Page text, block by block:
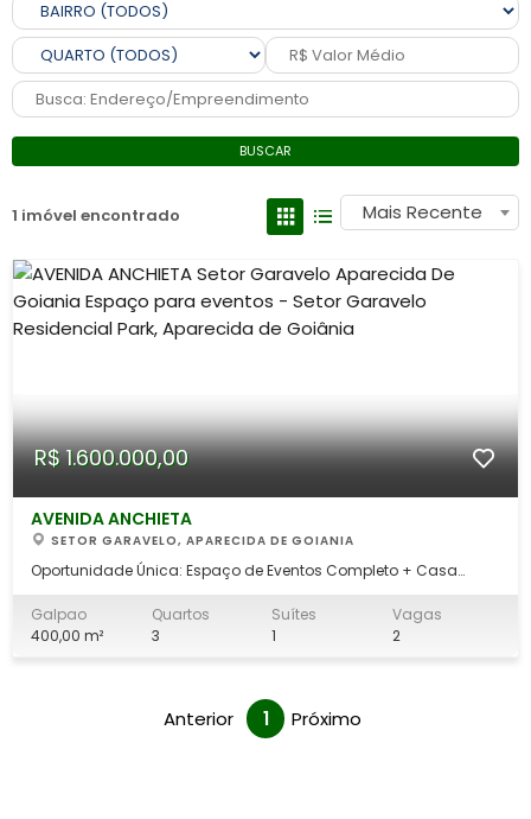
BUSCAR
1 imóvel encontrado Mais Recente
R$ 1.600.000,00
AVENIDA ANCHIETA
SETOR GARAVELO, APARECIDA DE GOIANIA
Oportunidade Única: Espaço de Eventos Completo + Casa
privacidade e infraestrutura profissional. Se você busca o
imóvel perfeito para buffets, salão de festas, treinamentos
Galpao
400,00 m²
Quartos
3
Suítes
1
Vagas
2
Anterior 1 Próximo